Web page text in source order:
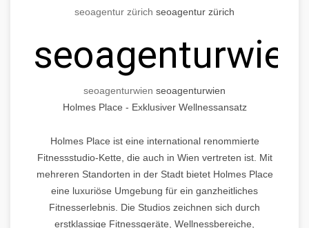
seoagentur zürich seoagentur zürich
seoagenturwien
seoagenturwien seoagenturwien
Holmes Place - Exklusiver Wellnessansatz
Holmes Place ist eine international renommierte
Fitnessstudio-Kette, die auch in Wien vertreten ist. Mit
mehreren Standorten in der Stadt bietet Holmes Place
eine luxuriöse Umgebung für ein ganzheitliches
Fitnesserlebnis. Die Studios zeichnen sich durch
erstklassige Fitnessgeräte, Wellnessbereiche,